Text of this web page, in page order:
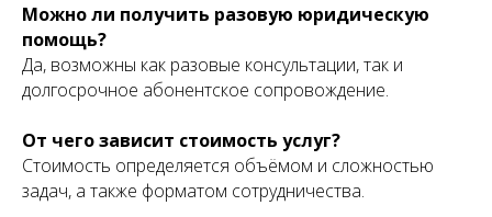
Можно ли получить разовую юридическую
помощь?
Да, возможны как разовые консультации, так и
долгосрочное абонентское сопровождение.
От чего зависит стоимость услуг?
Стоимость определяется объёмом и сложностью
задач, а также форматом сотрудничества.
Юридические услуги для